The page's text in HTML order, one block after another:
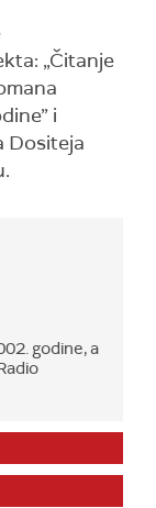
„Čitanje
i
Dositeja
godine, a